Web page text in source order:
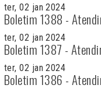
ter, 02 jan 2024
Boletim 1388 -
ter, 02 jan 2024
Boletim 1387 -
ter, 02 jan 2024
Boletim 1386 -